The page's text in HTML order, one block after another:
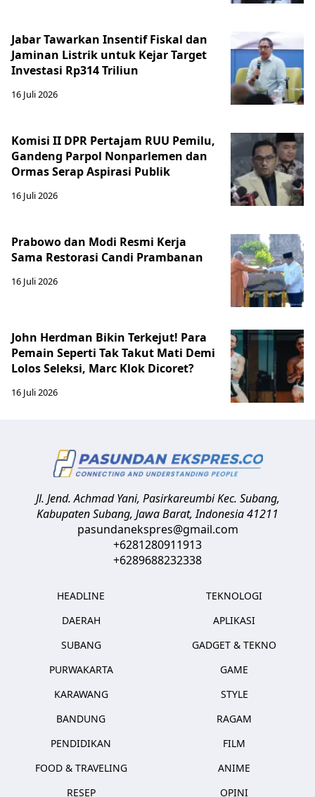
Jabar Tawarkan Insentif Fiskal dan
Jaminan Listrik untuk Kejar Target
Investasi Rp314 Triliun
16 Juli 2026
Komisi II DPR Pertajam RUU Pemilu,
Gandeng Parpol Nonparlemen dan
Ormas Serap Aspirasi Publik
16 Juli 2026
Prabowo dan Modi Resmi Kerja
Sama Restorasi Candi Prambanan
16 Juli 2026
John Herdman Bikin Terkejut! Para
Pemain Seperti Tak Takut Mati Demi
Lolos Seleksi, Marc Klok Dicoret?
16 Juli 2026
Jl. Jend. Achmad Yani, Pasirkareumbi Kec. Subang,
Kabupaten Subang, Jawa Barat,Indonesia41211
pasundanekspres@gmail.com
+6281280911913
+6289688232338
HEADLINE
DAERAH
SUBANG
PURWAKARTA
KARAWANG
BANDUNG
PENDIDIKAN
FOOD & TRAVELING
RESEP
TEKNOLOGI
APLIKASI
GADGET & TEKNO
GAME
STYLE
RAGAM
FILM
ANIME
OPINI